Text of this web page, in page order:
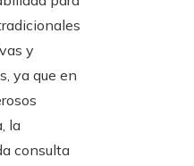
y
ya que en
la
consulta